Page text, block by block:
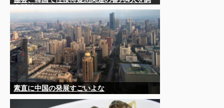
素直に中国の発展すごいよな